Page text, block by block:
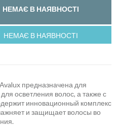
НЕМАЄ В НАЯВНОСТІ
НЕМАЄ В НАЯВНОСТІ
предназначена для
осветления волос, а также с
инновационный комплекс
и защищает волосы во